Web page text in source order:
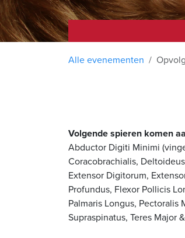
Alle evenementen
Volgende spieren komen
Abductor Digiti Minimi
Coracobrachialis,
Extensor Digitorum,
Profundus, Flexor Pollicis
Palmaris Longus, Pectoralis
Supraspinatus, Teres Major